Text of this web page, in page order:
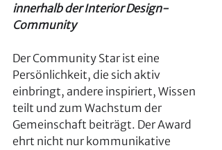
innerhalb der Interior Design-
Community
Der Community Star ist eine
Persönlichkeit, die sich aktiv
einbringt, andere inspiriert, Wissen
teilt und zum Wachstum der
Gemeinschaft beiträgt. Der Award
ehrt nicht nur kommunikative